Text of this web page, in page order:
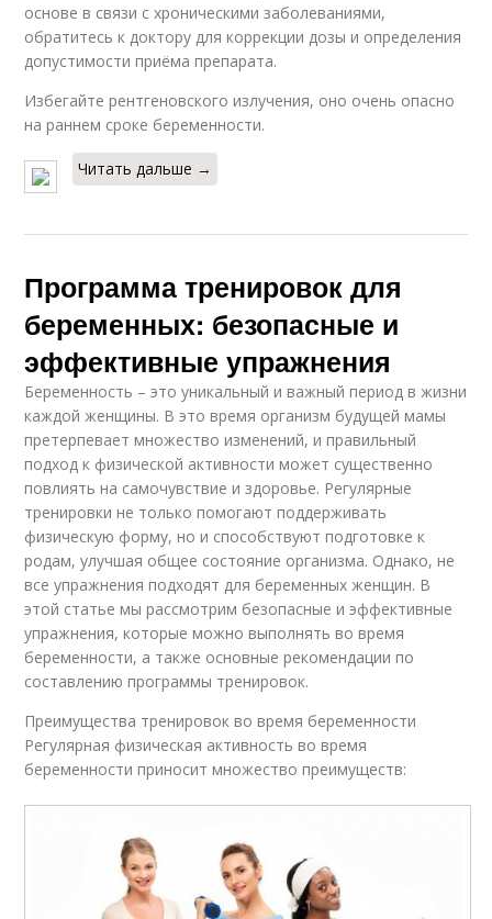
основе в связи с хроническими заболеваниями,
обратитесь к доктору для коррекции дозы и определения
допустимости приёма препарата.
Избегайте рентгеновского излучения, оно очень опасно
на раннем сроке беременности.
Читать дальше →
Программа тренировок для
беременных: безопасные и
эффективные упражнения
Беременность – это уникальный и важный период в жизни
каждой женщины. В это время организм будущей мамы
претерпевает множество изменений, и правильный
подход к физической активности может существенно
повлиять на самочувствие и здоровье. Регулярные
тренировки не только помогают поддерживать
физическую форму, но и способствуют подготовке к
родам, улучшая общее состояние организма. Однако, не
все упражнения подходят для беременных женщин. В
этой статье мы рассмотрим безопасные и эффективные
упражнения, которые можно выполнять во время
беременности, а также основные рекомендации по
составлению программы тренировок.
Преимущества тренировок во время беременности
Регулярная физическая активность во время
беременности приносит множество преимуществ: